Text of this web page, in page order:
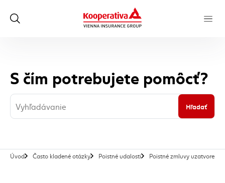
S čím potrebujete pomôcť?
Hľadať
Úvod Často kladené otázky Poistné udalosti Poistné zmluvy uzatvorené